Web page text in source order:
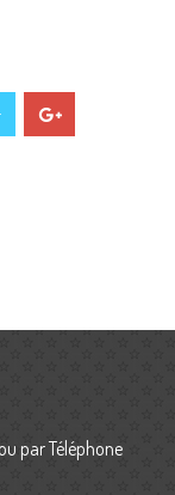
par Téléphone